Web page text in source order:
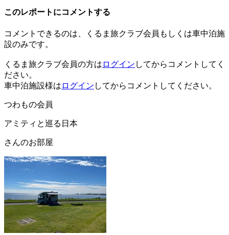
このレポートにコメントする
コメントできるのは、くるま旅クラブ会員もしくは車中泊施
設のみです。
くるま旅クラブ会員の方は ログイン してからコメントしてく
ださい。
車中泊施設様は ログイン してからコメントしてください。
つわもの会員
アミティと巡る日本
さんのお部屋